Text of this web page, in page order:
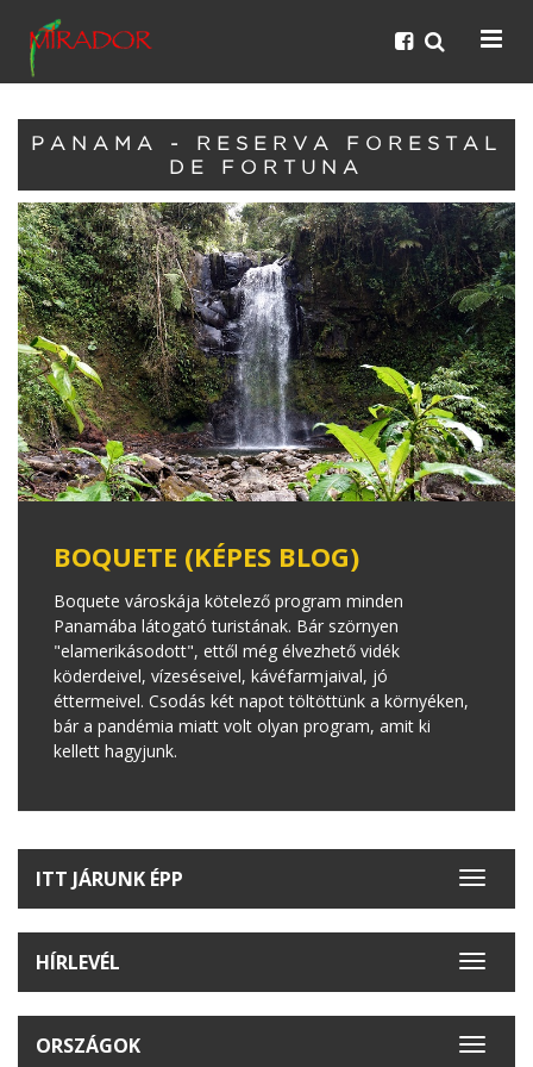
PANAMA - RESERVA FORESTAL
DE FORTUNA
BOQUETE (KÉPES BLOG)
Boquete városkája kötelező program minden
Panamába látogató turistának. Bár szörnyen
"elamerikásodott", ettől még élvezhető vidék
köderdeivel, vízeséseivel, kávéfarmjaival, jó
éttermeivel. Csodás két napot töltöttünk a környéken,
bár a pandémia miatt volt olyan program, amit ki
kellett hagyjunk.
Toggle
ITT JÁRUNK ÉPP
Toggle
HÍRLEVÉL
Toggle
ORSZÁGOK